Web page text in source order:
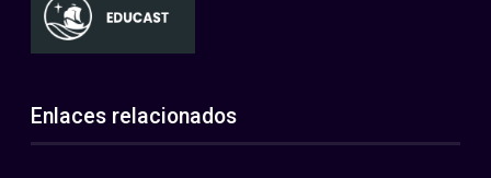
Enlaces relacionados